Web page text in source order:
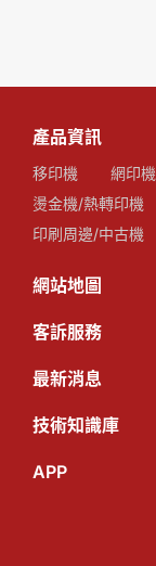
產品資訊
移印機 網印機
燙金機/熱轉印機
印刷周邊/中古機
網站地圖
客訴服務
最新消息
技術知識庫
APP